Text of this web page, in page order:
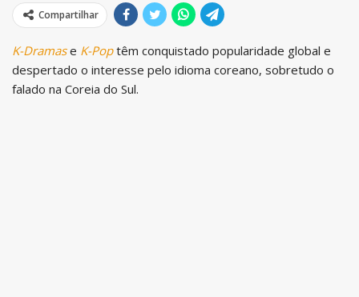
Compartilhar
K-Dramase K-Pop têm conquistado popularidade global e
despertado o interesse pelo idioma coreano, sobretudo o
falado na Coreia do Sul.